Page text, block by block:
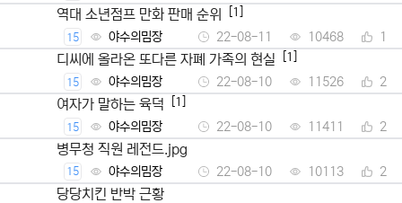
역대 소년점프 만화 판매 순위 [1]
15 야수의밈장 22-08-11 10468 1
디씨에 올라온 또다른 자폐 가족의 현실 [1]
15 야수의밈장 22-08-10 11526 2
여자가 말하는 육덕 [1]
15 야수의밈장 22-08-10 11411 2
병무청 직원 레전드.jpg
15 야수의밈장 22-08-10 10113 2
당당치킨 반박 근황